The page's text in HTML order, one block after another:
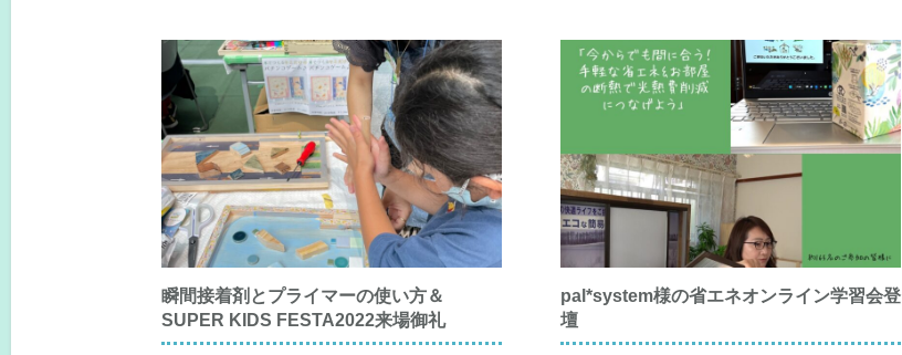
瞬間接着剤とプライマーの使い方＆
SUPER KIDS FESTA2022来場御礼
pal*system様の省エネオンライン学習会登
壇